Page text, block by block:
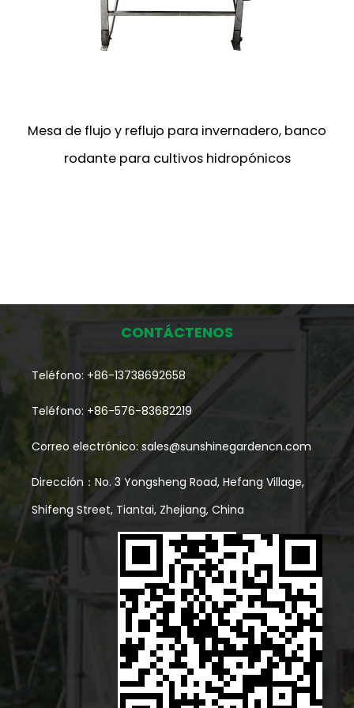
Mesa de flujo y reflujo para invernadero, banco
rodante para cultivos hidropónicos
CONTÁCTENOS
Teléfono: +86-13738692658
Teléfono: +86-576-83682219
Correo electrónico:sales@sunshinegardencn.com
Dirección：No. 3 Yongsheng Road, Hefang Village,
Shifeng Street, Tiantai, Zhejiang, China